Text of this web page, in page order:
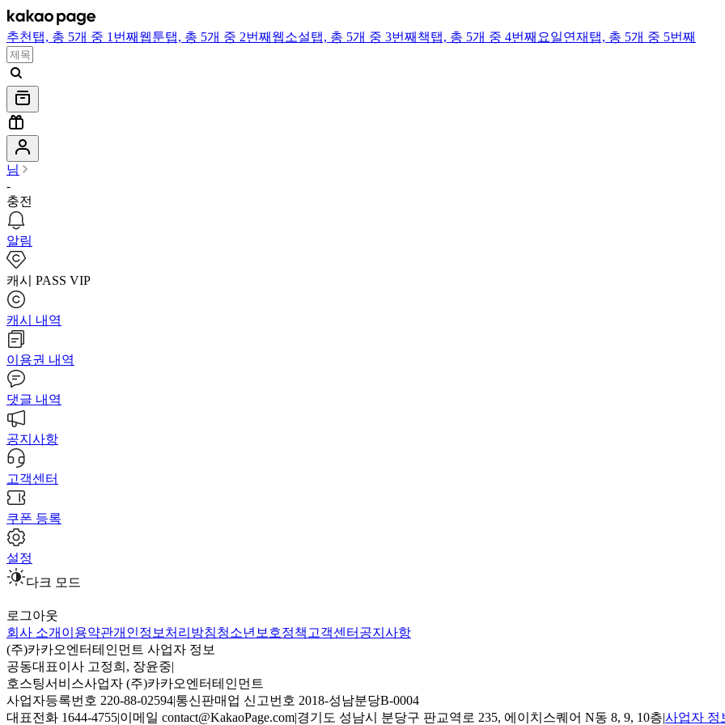
추천 탭, 총 5개 중 1번째 웹툰탭, 총 5개 중 2번째 웹소설탭, 총 5개 중 3번째 책탭, 총 5개 중 4번째 요일연재 탭, 총 5개 중 5번째
님
-
충전
알림
캐시 PASS VIP
캐시 내역
이용권 내역
댓글 내역
공지사항
고객센터
쿠폰 등록
설정
다크 모드
로그아웃
회사 소개 이용약관개인정보처리방침청소년보호정책 고객센터 공지사항
(주)카카오엔터테인먼트 사업자 정보
공동대표이사 고정희, 장윤중|
호스팅서비스사업자 (주)카카오엔터테인먼트
사업자등록번호 220-88-02594|통신판매업 신고번호 2018-성남분당B-0004
대표전화 1644-4755|이메일 contact@KakaoPage.com|경기도 성남시 분당구 판교역로 235, 에이치스퀘어 N동 8, 9, 10층|사업자 정